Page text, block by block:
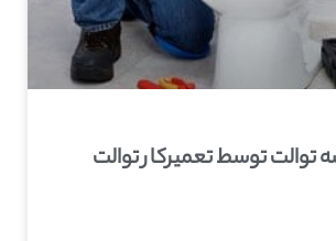
توسط تعمیرکار توالت